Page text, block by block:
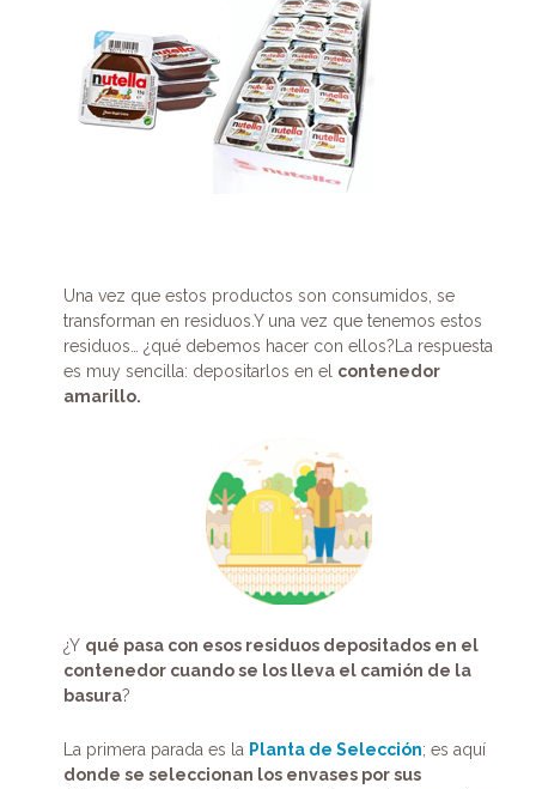
Una vez que estos productos son consumidos, se
transforman en residuos.Y una vez que tenemos estos
residuos… ¿qué debemos hacer con ellos?La respuesta
es muy sencilla: depositarlos en el contenedor
amarillo.
¿Y qué pasa con esos residuos depositados en el
contenedor cuando se los lleva el camión de la
basura?
La primera parada es la Planta de Selección; es aquí
donde se seleccionan los envases por sus